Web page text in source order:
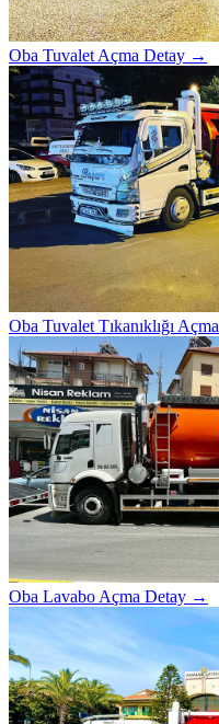
Oba Tuvalet Açma Detay →
Oba Tuvalet Tıkanıklığı Açma
Oba Lavabo Açma Detay →